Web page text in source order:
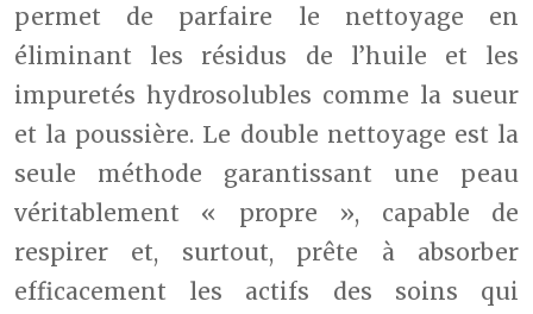
permet de parfaire le nettoyage en
éliminant les résidus de l’huile et les
impuretés hydrosolubles comme la sueur
et la poussière. Le double nettoyage est la
seule méthode garantissant une peau
véritablement « propre », capable de
respirer et, surtout, prête à absorber
efficacement les actifs des soins qui